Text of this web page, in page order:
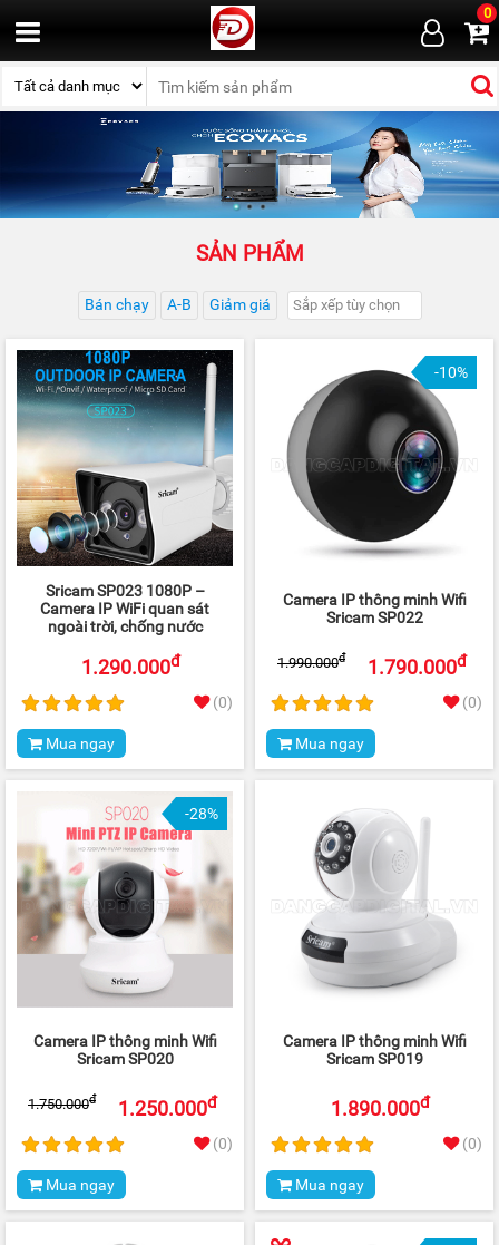
0
SẢN PHẨM
Bán chạy A-B Giảm giá
Sricam SP023 1080P –
Camera IP WiFi quan sát
ngoài trời, chống nước
1.290.000đ
(0)
Mua ngay
-10%
Camera IP thông minh Wifi
Sricam SP022
1.790.000đ
1.990.000đ
(0)
Mua ngay
-28%
Camera IP thông minh Wifi
Sricam SP020
1.250.000đ
1.750.000đ
(0)
Mua ngay
Camera IP thông minh Wifi
Sricam SP019
1.890.000đ
(0)
Mua ngay